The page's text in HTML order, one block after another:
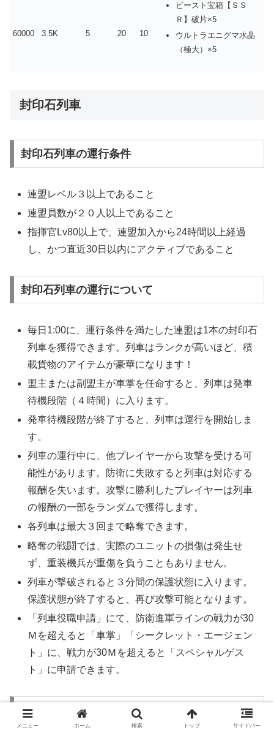
60000 3.5K 5 20 10
ビースト宝箱【ＳＳ
Ｒ】破片×5
ウルトラエニグマ水晶
（極大）×5
封印石列車
封印石列車の運行条件
連盟レベル３以上であること
連盟員数が２０人以上であること
指揮官Lv80以上で、連盟加入から24時間以上経過
し、かつ直近30日以内にアクティブであること
封印石列車の運行について
毎日1:00に、運行条件を満たした連盟は1本の封印石
列車を獲得できます。列車はランクが高いほど、積
載貨物のアイテムが豪華になります！
盟主または副盟主が車掌を任命すると、列車は発車
待機段階（４時間）に入ります。
発車待機段階が終了すると、列車は運行を開始しま
す。
列車の運行中に、他プレイヤーから攻撃を受ける可
能性があります。防衛に失敗すると列車は対応する
報酬を失います。攻撃に勝利したプレイヤーは列車
の報酬の一部をランダムで獲得します。
各列車は最大３回まで略奪できます。
略奪の戦闘では、実際のユニットの損傷は発生せ
ず、重装機兵が重傷を負うこともありません。
列車が撃破されると３分間の保護状態に入ります。
保護状態が終了すると、再び攻撃可能となります。
「列車役職申請」にて、防衛進軍ラインの戦力が30
Ｍを超えると「車掌」「シークレット・エージェン
ト」に、戦力が30Ｍを超えると「スペシャルゲス
ト」に申請できます。
封印石列車の役職について
メニュー ホーム 検索 トップ サイドバー